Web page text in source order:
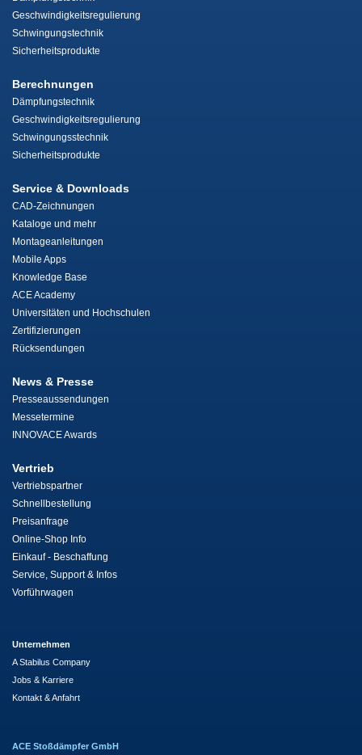
Geschwindigkeitsregulierung
Schwingungstechnik
Sicherheitsprodukte
Berechnungen
Dämpfungstechnik
Geschwindigkeitsregulierung
Schwingungsstechnik
Sicherheitsprodukte
Service & Downloads
CAD-Zeichnungen
Kataloge und mehr
Montageanleitungen
Mobile Apps
Knowledge Base
ACE Academy
Universitäten und Hochschulen
Zertifizierungen
Rücksendungen
News & Presse
Presseaussendungen
Messetermine
INNOVACE Awards
Vertrieb
Vertriebspartner
Schnellbestellung
Preisanfrage
Online-Shop Info
Einkauf - Beschaffung
Service, Support & Infos
Vorführwagen
Unternehmen
A Stabilus Company
Jobs & Karriere
Kontakt & Anfahrt
ACE Stoßdämpfer GmbH